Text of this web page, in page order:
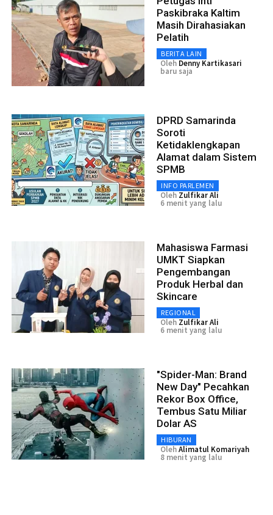
Paskibraka Kaltim
Masih Dirahasiakan
Pelatih
BERITA LAIN
Oleh Denny Kartikasari
baru saja
DPRD Samarinda
Soroti
Ketidaklengkapan
Alamat dalam Sistem
SPMB
INFO PARLEMEN
Oleh Zulfikar Ali
6 menit yang lalu
Mahasiswa Farmasi
UMKT Siapkan
Pengembangan
Produk Herbal dan
Skincare
REGIONAL
Oleh Zulfikar Ali
6 menit yang lalu
"Spider-Man: Brand
New Day" Pecahkan
Rekor Box Office,
Tembus Satu Miliar
Dolar AS
HIBURAN
OlehAlimatul Komariyah
8 menit yang lalu